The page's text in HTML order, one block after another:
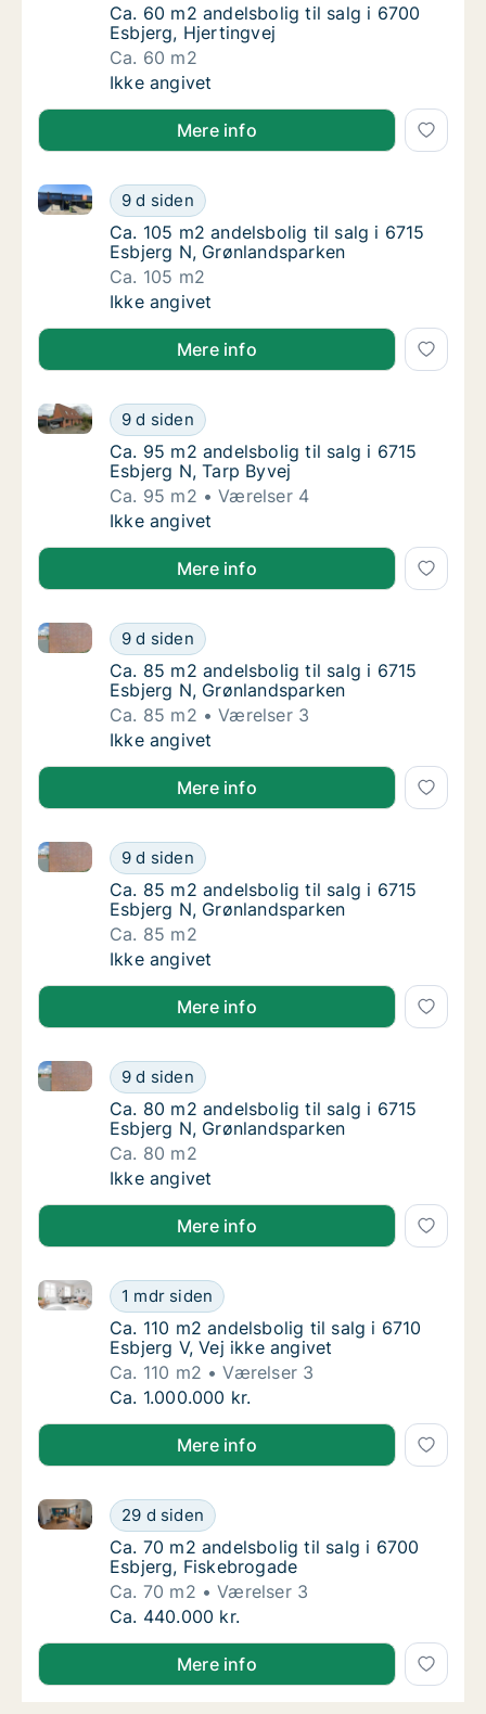
Ca. 60 m2 andelsbolig til salg i 6700
Ca. 60 m2 andelsbolig til salg i 6700
Esbjerg, Hjertingvej
Ca. 60 m2
Ca. 60 m2 andelsbolig til salg i 6700
Ikke angivet
Mere info
Ca. 105 m2 andelsbolig til salg i 6715
9 d siden
Ca. 105 m2 andelsbolig til salg i 6715 Esbjerg N,
Ca. 105 m2 andelsbolig til salg i 6715
Ca. 105 m2 andelsbolig til salg i 6715
Esbjerg N, Grønlandsparken
Ca. 105 m2
Ca. 105 m2 andelsbolig til salg i 6715
Ikke angivet
Mere info
Ca. 95 m2 andelsbolig til salg i 6715
9 d siden
Ca. 95 m2 andelsbolig til salg i 6715 Esbjerg N, Tarp
Ca. 95 m2 andelsbolig til salg i 6715
Ca. 95 m2 andelsbolig til salg i 6715
Esbjerg N, Tarp Byvej
Ca. 95 m2
Værelser 4
Ca. 95 m2 andelsbolig til salg i 6715
Ikke angivet
Mere info
Ca. 85 m2 andelsbolig til salg i 6715
9 d siden
Ca. 85 m2 andelsbolig til salg i 6715 Esbjerg N,
Ca. 85 m2 andelsbolig til salg i 6715
Ca. 85 m2 andelsbolig til salg i 6715
Esbjerg N, Grønlandsparken
Ca. 85 m2
Værelser 3
Ca. 85 m2 andelsbolig til salg i 6715
Ikke angivet
Mere info
Ca. 85 m2 andelsbolig til salg i 6715
9 d siden
Ca. 85 m2 andelsbolig til salg i 6715 Esbjerg N,
Ca. 85 m2 andelsbolig til salg i 6715
Ca. 85 m2 andelsbolig til salg i 6715
Esbjerg N, Grønlandsparken
Ca. 85 m2
Ca. 85 m2 andelsbolig til salg i 6715
Ikke angivet
Mere info
Ca. 80 m2 andelsbolig til salg i 6715
9 d siden
Ca. 80 m2 andelsbolig til salg i 6715 Esbjerg N,
Ca. 80 m2 andelsbolig til salg i 6715
Ca. 80 m2 andelsbolig til salg i 6715
Esbjerg N, Grønlandsparken
Ca. 80 m2
Ca. 80 m2 andelsbolig til salg i 6715
Ikke angivet
Mere info
Ca. 110 m2 andelsbolig til salg i 6710
1 mdr siden
Ca. 110 m2 andelsbolig til salg i 6710 Esbjerg V, Vej
Ca. 110 m2 andelsbolig til salg i 6710
Ca. 110 m2 andelsbolig til salg i 6710
Esbjerg V, Vej ikke angivet
Ca. 110 m2
Værelser 3
Ca. 110 m2 andelsbolig til salg i 6710
Ca. 1.000.000 kr.
Mere info
Ca. 70 m2 andelsbolig til salg i 6700
29 d siden
Ca. 70 m2 andelsbolig til salg i 6700 Esbjerg,
Ca. 70 m2 andelsbolig til salg i 6700
Ca. 70 m2 andelsbolig til salg i 6700
Esbjerg, Fiskebrogade
Ca. 70 m2
Værelser 3
Ca. 70 m2 andelsbolig til salg i 6700
Ca. 440.000 kr.
Mere info